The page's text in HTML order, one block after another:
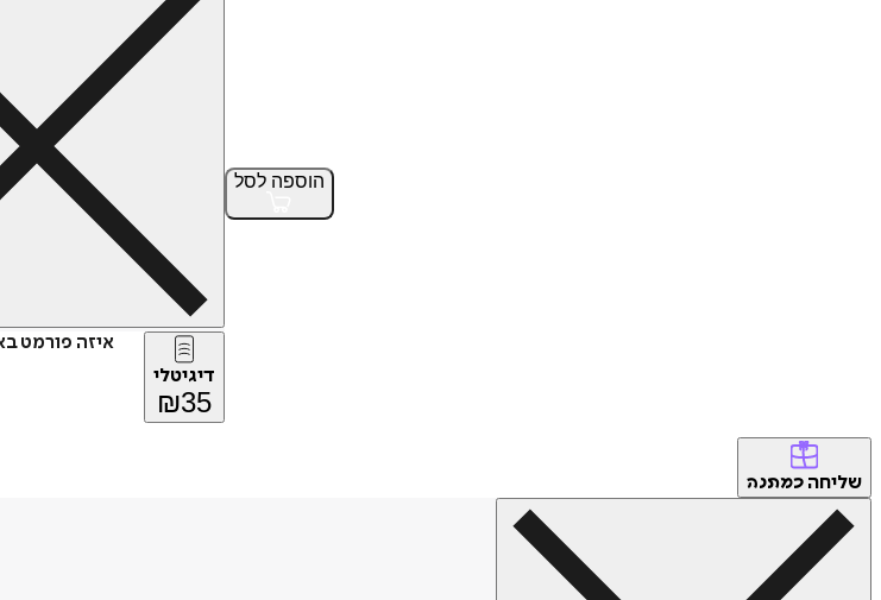
הוספה לסל
איזה פורמט
דיגיטלי
₪35
שליחה כמתנה